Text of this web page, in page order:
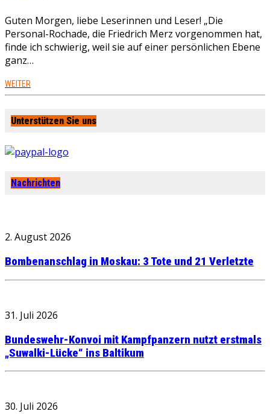
Guten Morgen, liebe Leserinnen und Leser! „Die
Personal-Rochade, die Friedrich Merz vorgenommen hat,
finde ich schwierig, weil sie auf einer persönlichen Ebene
ganz…
WEITER
Unterstützen Sie uns
Nachrichten
2. August 2026
Bombenanschlag in Moskau: 3 Tote und 21 Verletzte
31. Juli 2026
Bundeswehr-Konvoi mit Kampfpanzern nutzt erstmals
„Suwalki-Lücke“ ins Baltikum
30. Juli 2026